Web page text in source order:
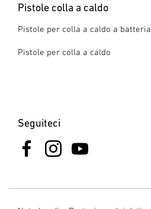
Pistole colla a caldo
Pistole per colla a caldo a batteria
Pistole per colla a caldo
Seguiteci